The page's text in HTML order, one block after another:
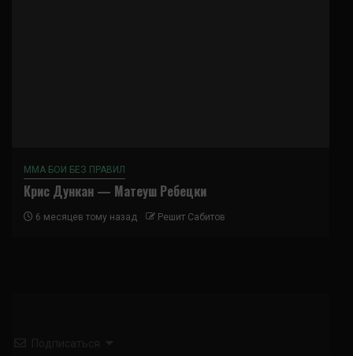
ММА БОИ БЕЗ ПРАВИЛ
Крис Дункан — Матеуш Ребецки
6 месяцев тому назад Решит Сабитов